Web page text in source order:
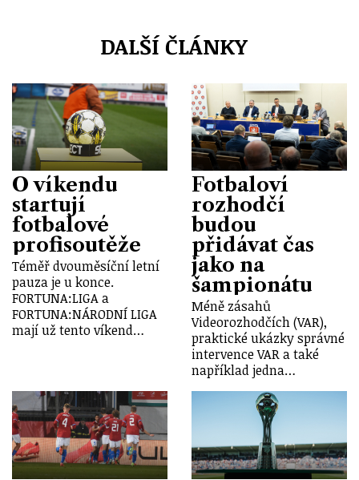
DALŠÍ ČLÁNKY
O víkendu
startují
fotbalové
profisoutěže
Téměř dvouměsíční letní
pauza je u konce.
FORTUNA:LIGA a
FORTUNA:NÁRODNÍ LIGA
mají už tento víkend…
Fotbaloví
rozhodčí
budou
přidávat čas
jako na
šampionátu
Méně zásahů
Videorozhodčích (VAR),
praktické ukázky správné
intervence VAR a také
například jedna…